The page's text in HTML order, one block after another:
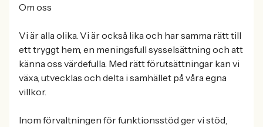
Om oss
Vi är alla olika. Vi är också lika och har samma rätt till
ett tryggt hem, en meningsfull sysselsättning och att
känna oss värdefulla. Med rätt förutsättningar kan vi
växa, utvecklas och delta i samhället på våra egna
villkor.
Inom förvaltningen för funktionsstöd ger vi stöd,